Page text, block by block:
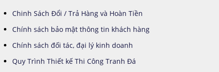
Chinh Sách Đổi / Trả Hàng và Hoàn Tiền
Chính sách bảo mật thông tin khách hàng
Chính sách đối tác, đại lý kinh doanh
Quy Trình Thiết kế Thi Công Tranh Đá